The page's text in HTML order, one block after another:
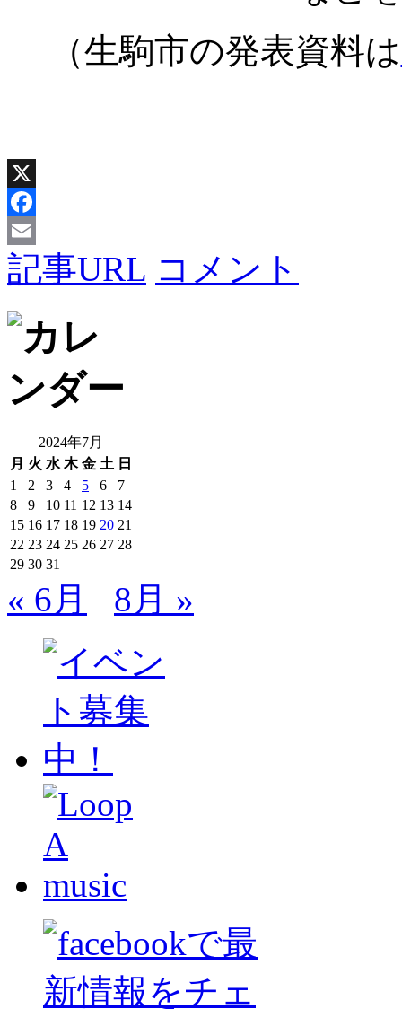
（生駒市の発表資料は
X
Facebook
Email
記事URL コメント
2024年7月
月 火 水 木 金 土 日
1
2 3 4 5 6
7
8
9 10 11 12 13 14
15 16 17 18 19 20 21
22 23 24 25 26 27 28
29 30 31
« 6月 8月 »